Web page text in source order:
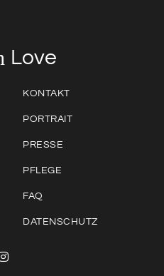
Love
KONTAKT
PORTRAIT
PRESSE
PFLEGE
FAQ
DATENSCHUTZ